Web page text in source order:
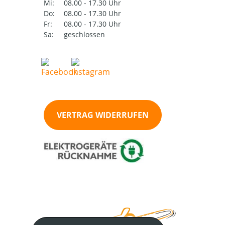
Mi:
08.00 - 17.30 Uhr
Do:
08.00 - 17.30 Uhr
Fr:
08.00 - 17.30 Uhr
Sa:
geschlossen
VERTRAG WIDERRUFEN